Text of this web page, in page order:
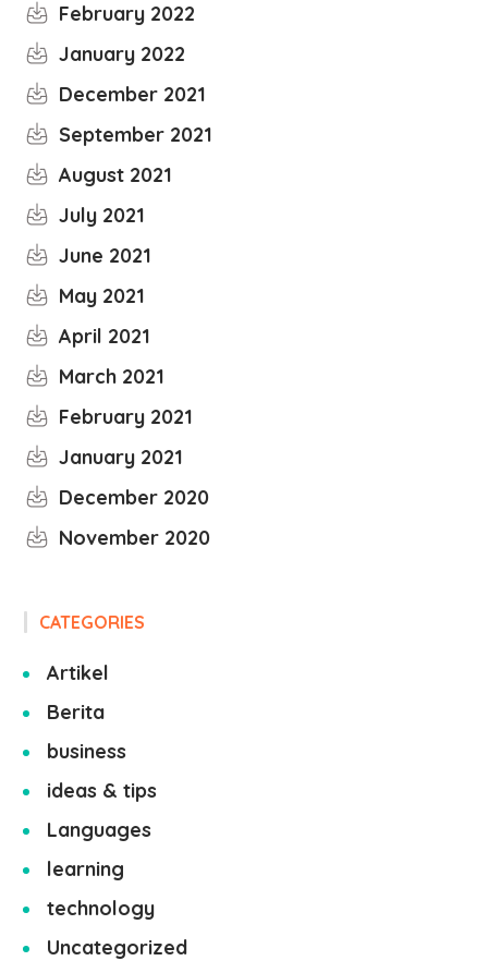
February 2022
January 2022
December 2021
September 2021
August 2021
July 2021
June 2021
May 2021
April 2021
March 2021
February 2021
January 2021
December 2020
November 2020
CATEGORIES
Artikel
Berita
business
ideas & tips
Languages
learning
technology
Uncategorized